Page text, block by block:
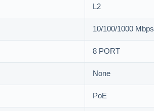
L2
10/100/1000 Mbps
8 PORT
None
PoE